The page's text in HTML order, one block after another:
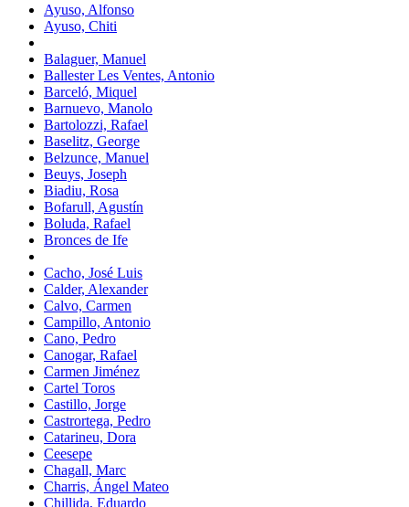
Ayuso, Alfonso
Ayuso, Chiti
Balaguer, Manuel
Ballester Les Ventes, Antonio
Barceló, Miquel
Barnuevo, Manolo
Bartolozzi, Rafael
Baselitz, George
Belzunce, Manuel
Beuys, Joseph
Biadiu, Rosa
Bofarull, Agustín
Boluda, Rafael
Bronces de Ife
Cacho, José Luis
Calder, Alexander
Calvo, Carmen
Campillo, Antonio
Cano, Pedro
Canogar, Rafael
Carmen Jiménez
Cartel Toros
Castillo, Jorge
Castrortega, Pedro
Catarineu, Dora
Ceesepe
Chagall, Marc
Charris, Ángel Mateo
Chillida, Eduardo